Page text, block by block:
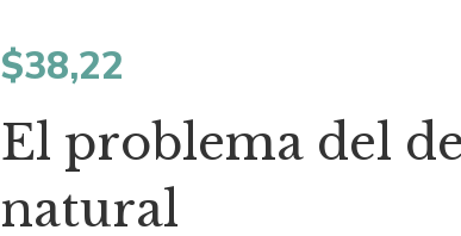
$38,22
El problema del
natural